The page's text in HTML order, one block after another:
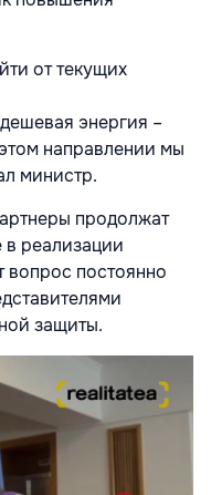
от текущих
энергия –
направлении мы
министр.
продолжат
реализации
вопрос постоянно
защиты.